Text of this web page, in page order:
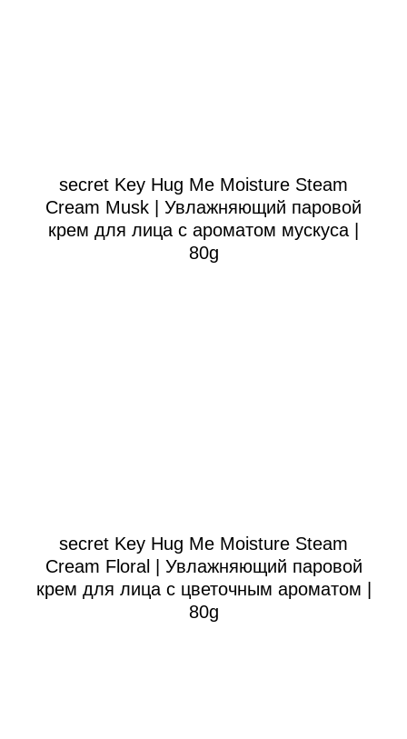
secret Key Hug Me Moisture Steam
Cream Musk | Увлажняющий паровой
крем для лица с ароматом мускуса |
80g
secret Key Hug Me Moisture Steam
Cream Floral | Увлажняющий паровой
крем для лица с цветочным ароматом |
80g